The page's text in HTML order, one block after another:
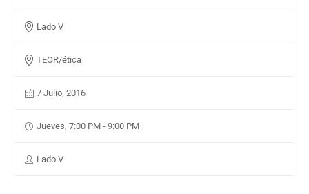
Lado V
TEOR/ética
7 Julio, 2016
Jueves, 7:00 PM - 9:00 PM
Lado V